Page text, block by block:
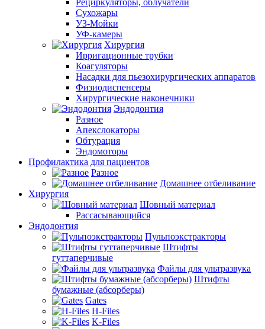
Рециркуляторы, облучатели
Сухожары
УЗ-Мойки
УФ-камеры
Хирургия
Ирригационные трубки
Коагуляторы
Насадки для пьезохирургических аппаратов
Физиодиспенсеры
Хирургические наконечники
Эндодонтия
Разное
Апекслокаторы
Обтурация
Эндомоторы
Профилактика для пациентов
Разное
Домашнее отбеливание
Хирургия
Шовный материал
Рассасывающийся
Эндодонтия
Пульпоэкстракторы
Штифты
гуттаперчивые
Файлы для ультразвука
Штифты
бумажные (абсорберы)
Gates
H-Files
K-Files